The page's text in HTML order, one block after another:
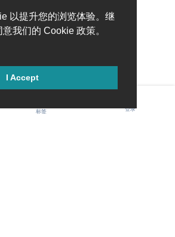
以提升您的浏览体验。继
我们的 Cookie 政策。
I Accept
标签 登录